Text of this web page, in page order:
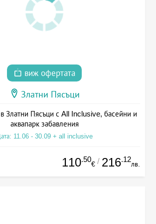
виж офертата
Златни Пясъци
в Златни Пясъци с All Inclusive, басейни и
аквапарк забавления
11.06 - 30.09 + all inclusive
110.50
€ / 216.12
лв.